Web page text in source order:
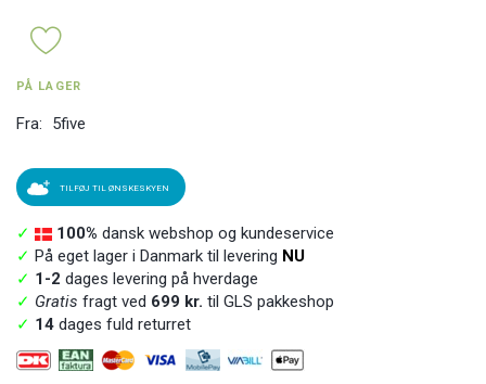
PÅ LAGER
Fra: 5five
TILFØJ TIL ØNSKESKYEN
✓ 100% dansk webshop og kundeservice
✓ På eget lager i Danmark til levering NU
✓ 1-2 dages levering på hverdage
✓ Gratis fragt ved 699 kr. til GLS pakkeshop
✓ 14 dages fuld returret